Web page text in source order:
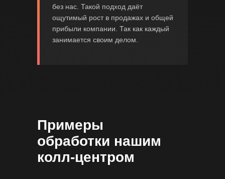
без нас. Такой подход даёт
ощутимый рост в продажах и общей
прибыли компании. Так как каждый
занимается своим делом.
Примеры
обработки нашим
колл-центром